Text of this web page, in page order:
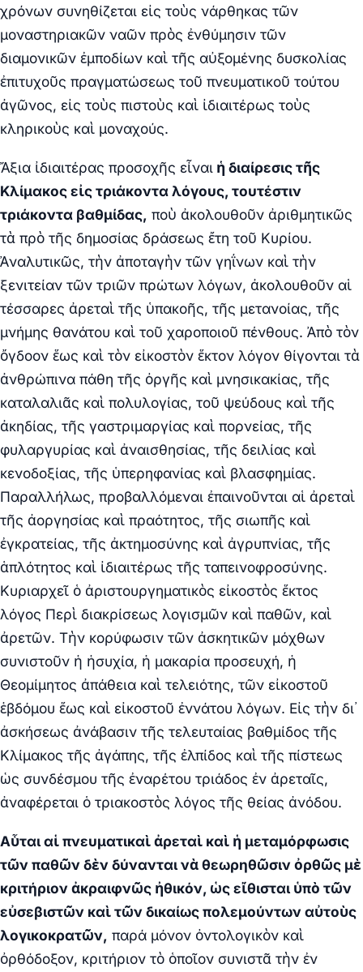
χρόνων συνηθίζεται εἰς τοὺς νάρθηκας τῶν
μοναστηριακῶν ναῶν πρὸς ἐνθύμησιν τῶν
διαμονικῶν ἐμποδίων καὶ τῆς αὐξομένης δυσκολίας
ἐπιτυχοῦς πραγματώσεως τοῦ πνευματικοῦ τούτου
ἀγῶνος, εἰς τοὺς πιστοὺς καὶ ἰδιαιτέρως τοὺς
κληρικοὺς καὶ μοναχούς.
Ἄξια ἰδιαιτέρας προσοχῆς εἶναι ἡ διαίρεσις τῆς
Κλίμακος εἰς τριάκοντα λόγους, τουτέστιν
τριάκοντα βαθμίδας, ποὺ ἀκολουθοῦν ἀριθμητικῶς
τὰ πρὸ τῆς δημοσίας δράσεως ἔτη τοῦ Κυρίου.
Ἀναλυτικῶς, τὴν ἀποταγὴν τῶν γηΐνων καὶ τὴν
ξενιτείαν τῶν τριῶν πρώτων λόγων, ἀκολουθοῦν αἱ
τέσσαρες ἀρεταὶ τῆς ὑπακοῆς, τῆς μετανοίας, τῆς
μνήμης θανάτου καὶ τοῦ χαροποιοῦ πένθους. Ἀπὸ τὸν
ὄγδοον ἕως καὶ τὸν εἰκοστὸν ἕκτον λόγον θίγονται τὰ
ἀνθρώπινα πάθη τῆς ὀργῆς καὶ μνησικακίας, τῆς
καταλαλιᾶς καὶ πολυλογίας, τοῦ ψεύδους καὶ τῆς
ἀκηδίας, τῆς γαστριμαργίας καὶ πορνείας, τῆς
φυλαργυρίας καὶ ἀναισθησίας, τῆς δειλίας καὶ
κενοδοξίας, τῆς ὑπερηφανίας καὶ βλασφημίας.
Παραλλήλως, προβαλλόμεναι ἐπαινοῦνται αἱ ἀρεταὶ
τῆς ἀοργησίας καὶ πραότητος, τῆς σιωπῆς καὶ
ἐγκρατείας, τῆς ἀκτημοσύνης καὶ ἀγρυπνίας, τῆς
ἁπλότητος καὶ ἰδιαιτέρως τῆς ταπεινοφροσύνης.
Κυριαρχεῖ ὁ ἀριστουργηματικὸς εἰκοστὸς ἕκτος
λόγος Περὶ διακρίσεως λογισμῶν καὶ παθῶν, καὶ
ἀρετῶν. Τὴν κορύφωσιν τῶν ἀσκητικῶν μόχθων
συνιστοῦν ἡ ἡσυχία, ἡ μακαρία προσευχή, ἡ
Θεομίμητος ἀπάθεια καὶ τελειότης, τῶν εἰκοστοῦ
ἑβδόμου ἕως καὶ εἰκοστοῦ ἐννάτου λόγων. Εἰς τὴν δι᾽
ἀσκήσεως ἀνάβασιν τῆς τελευταίας βαθμίδος τῆς
Κλίμακος τῆς ἀγάπης, τῆς ἐλπίδος καὶ τῆς πίστεως
ὡς συνδέσμου τῆς ἐναρέτου τριάδος ἐν ἀρεταῖς,
ἀναφέρεται ὁ τριακοστὸς λόγος τῆς θείας ἀνόδου.
Αὗται αἱ πνευματικαὶ ἀρεταὶ καὶ ἡ μεταμόρφωσις
τῶν παθῶν δὲν δύνανται νὰ θεωρηθῶσιν ὀρθῶς μὲ
κριτήριον ἀκραιφνῶς ἠθικόν, ὡς εἴθισται ὑπὸ τῶν
εὐσεβιστῶν καὶ τῶν δικαίως πολεμούντων αὐτοὺς
λογικοκρατῶν, παρά μόνον ὀντολογικὸν καὶ
ὀρθόδοξον, κριτήριον τὸ ὁποῖον συνιστᾶ τὴν ἐν